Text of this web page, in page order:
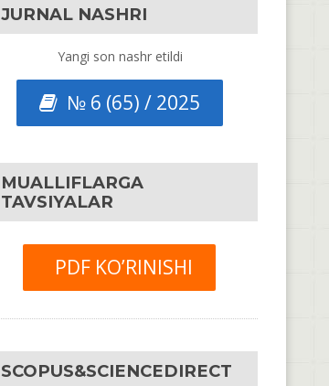
JURNAL NASHRI
Yangi son nashr etildi
№ 6 (65) / 2025
MUALLIFLARGA
TAVSIYALAR
PDF KO’RINISHI
SCOPUS&SCIENCEDIRECT